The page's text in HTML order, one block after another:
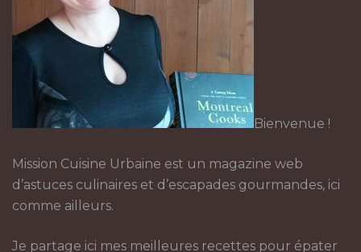
Bienvenue !
Mission Cuisine Urbaine est un magazine web
d’astuces culinaires et d’escapades gourmandes, ici
comme ailleurs.
Je partage ici mes meilleures recettes pour épater